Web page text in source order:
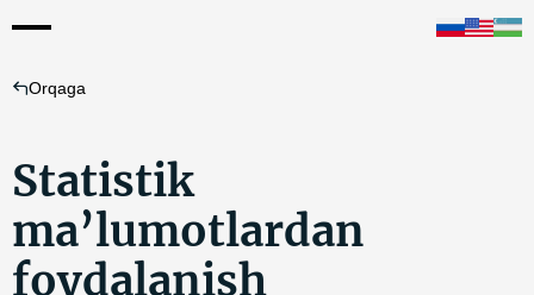
Orqaga
Statistik
ma’lumotlardan
foydalanish